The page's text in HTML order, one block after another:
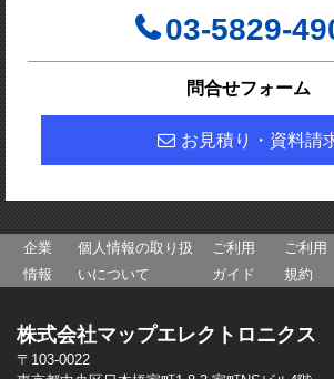
03-5829-
問合せフォーム
お見積り・資料請
企業
情報
個人情報の取り扱
いについて
ご利用
ガイド
ご利用
規約
株式会社マップエレクトロニクス
〒103-0022